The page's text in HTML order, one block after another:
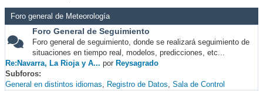
Foro general de Meteorología
Foro General de Seguimiento
Foro general de seguimiento, donde se realizará seguimiento de
situaciones en tiempo real, modelos, predicciones, etc...
Re:Navarra, La Rioja y A... por Reysagrado
Subforos
General en distintos idiomas
Registro de Datos Sala de Control